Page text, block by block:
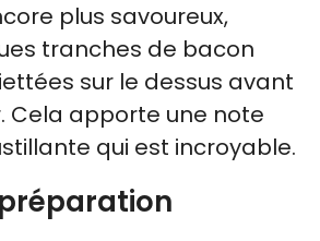
plus savoureux,
tranches de bacon
sur le dessus avant
Cela apporte une note
qui est incroyable.